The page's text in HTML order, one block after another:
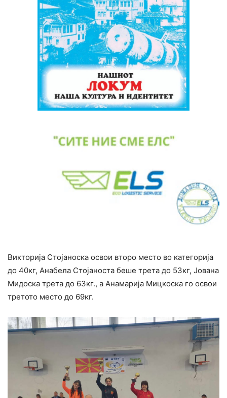
Викторија Стојаноска освои второ место во категорија
до 40кг, Анабела Стојаноста беше трета до 53кг, Јована
Мидоска трета до 63кг., а Анамарија Мицкоска го освои
третото место до 69кг.